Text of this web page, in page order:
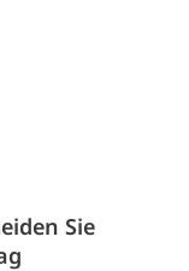
Sie